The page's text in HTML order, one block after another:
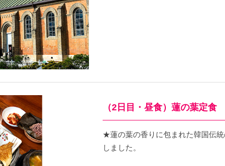
（2日目・昼食）蓮の葉定食
★蓮の葉の香りに包まれた韓国伝
しました。